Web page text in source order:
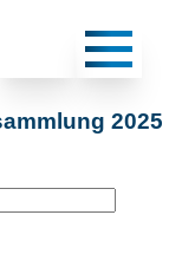
2025